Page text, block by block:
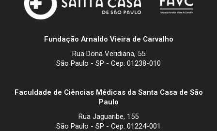
Fundação Arnaldo Vieira de Carvalho
Rua Dona Veridiana, 55
São Paulo - SP - Cep: 01238-010
Faculdade de Ciências Médicas da Santa Casa de São
Paulo
Rua Jaguaribe, 155
São Paulo - SP - Cep: 01224-001